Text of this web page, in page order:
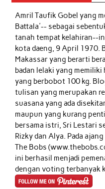
Amril Taufik Gobelyang
Battala'-- sebagai
tanah tempat kelahiran--
kota daeng, 9 April 1970.
Makassar yang berarti
badan lelaki yang
yang berbobot 100 kg.
tulisan yang merupakan
suasana yang ada
maupun yang kurang
bersama istri, Sri Lestari
Rizky dan Alya. Pada
The Bobs
ini berhasil menjadi
dengan voting terbanyak